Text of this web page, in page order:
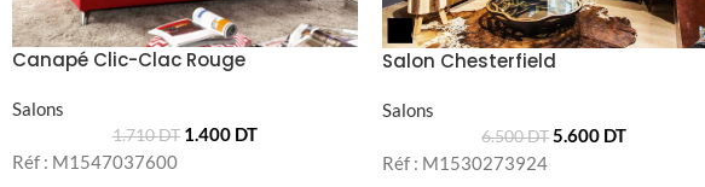
Canapé Clic-Clac Rouge
Salons
1.710DT 1.400 DT
Réf : M1547037600
Salon Chesterfield
Salons
6.500DT 5.600 DT
Réf : M1530273924